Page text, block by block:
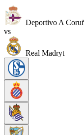
Deportivo A
vs
Real Madryt